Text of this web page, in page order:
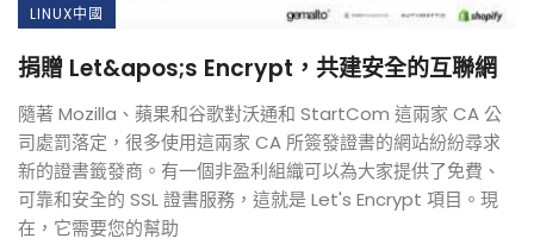
LINUX中國
捐贈 Let&apos;s Encrypt，共建安全的互聯網
隨著 Mozilla、蘋果和谷歌對沃通和 StartCom 這兩家 CA 公
司處罰落定，很多使用這兩家 CA 所簽發證書的網站紛紛尋求
新的證書籤發商。有一個非盈利組織可以為大家提供了免費、
可靠和安全的 SSL 證書服務，這就是 Let's Encrypt 項目。現
在，它需要您的幫助